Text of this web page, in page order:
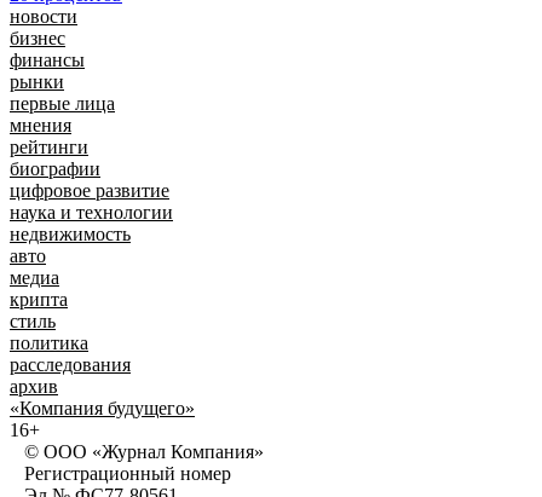
новости
бизнес
финансы
рынки
первые лица
мнения
рейтинги
биографии
цифровое развитие
наука и технологии
недвижимость
авто
медиа
крипта
стиль
политика
расследования
архив
«Компания будущего»
16+
© ООО «Журнал Компания»
Регистрационный номер